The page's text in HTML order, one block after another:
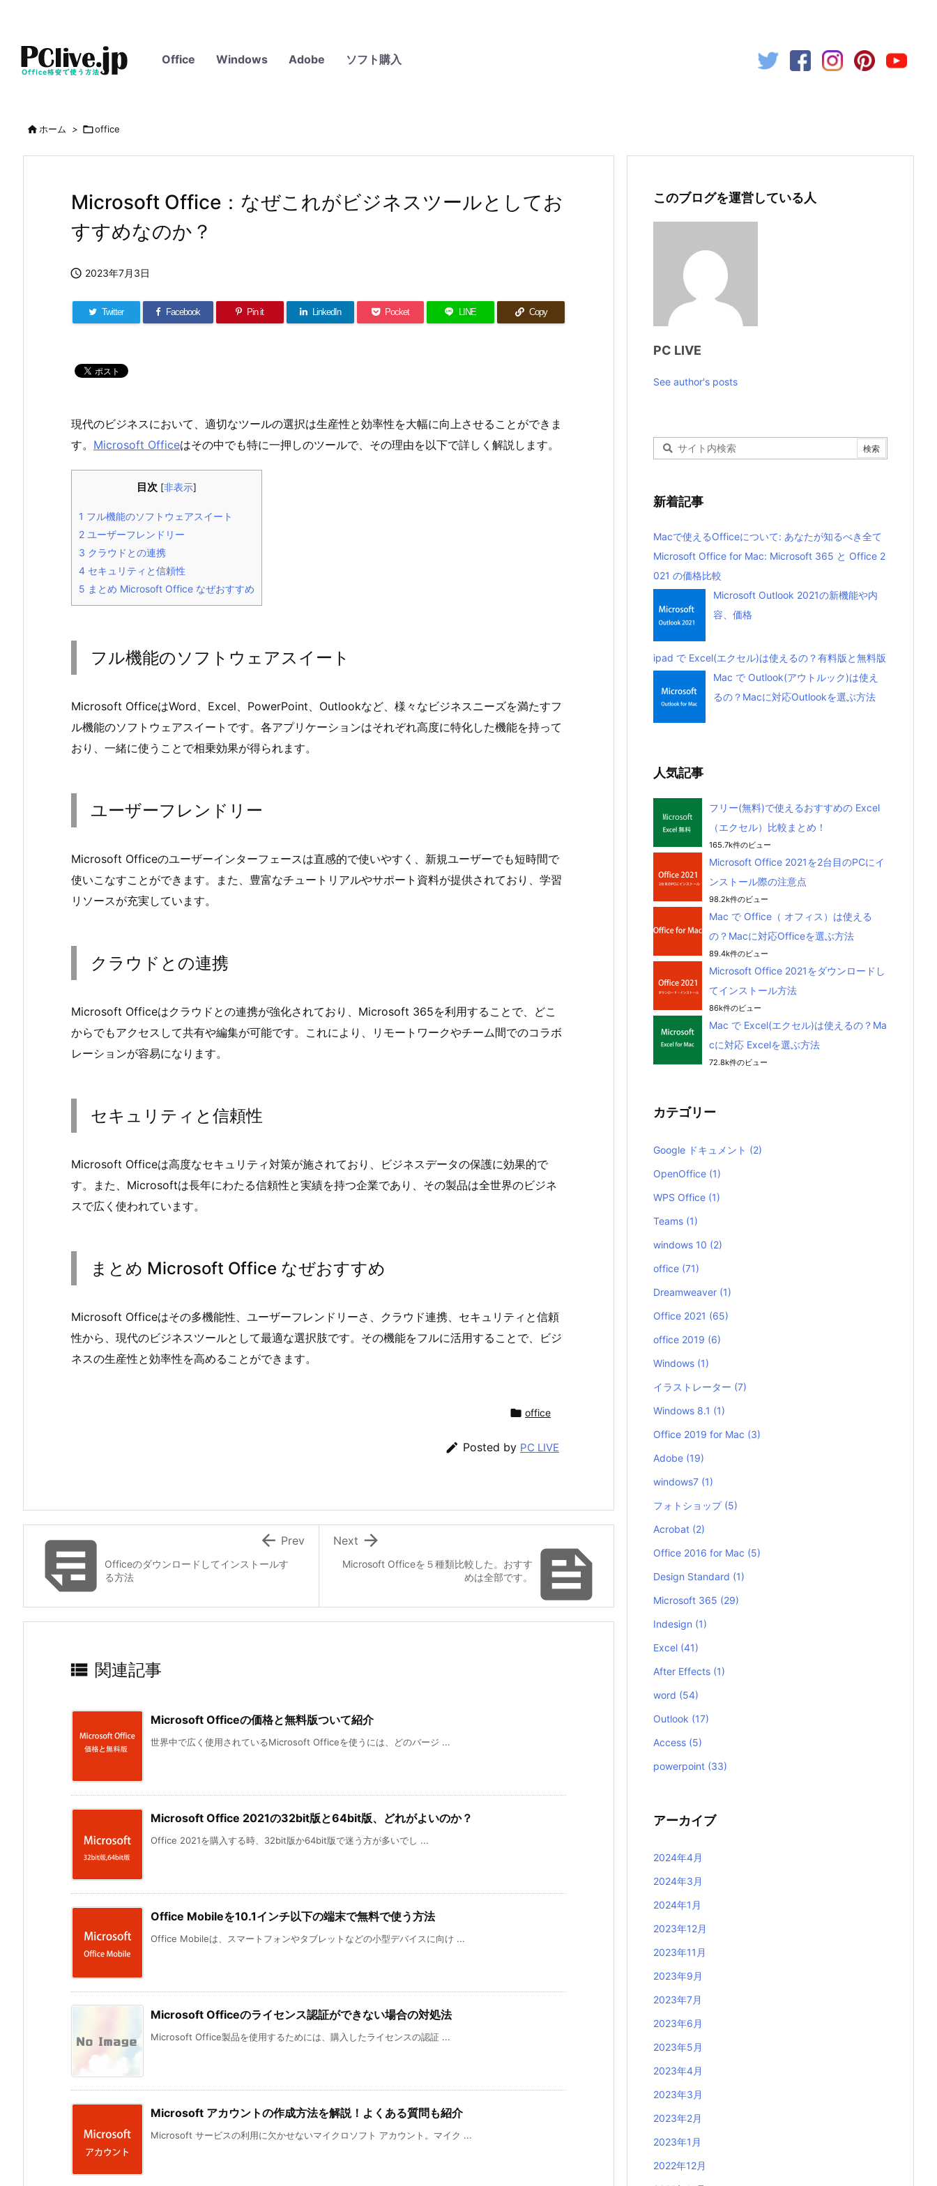
Office Windows Adobe ソフト購入
ホーム > office
Microsoft Office：なぜこれがビジネスツールとしてお
すすめなのか？
 2023年7月3日
Twitter Facebook Pin it LinkedIn Pocket LINE Copy
現代のビジネスにおいて、適切なツールの選択は生産性と効率性を大幅に向上させることができま
す。 Microsoft Officeはその中でも特に一押しのツールで、その理由を以下で詳しく解説します。
目次 [非表示]
1 フル機能のソフトウェアスイート
2 ユーザーフレンドリー
3 クラウドとの連携
4 セキュリティと信頼性
5 まとめ Microsoft Office なぜおすすめ
フル機能のソフトウェアスイート
Microsoft OfficeはWord、Excel、PowerPoint、Outlookなど、様々なビジネスニーズを満たすフ
ル機能のソフトウェアスイートです。各アプリケーションはそれぞれ高度に特化した機能を持って
おり、一緒に使うことで相乗効果が得られます。
ユーザーフレンドリー
Microsoft Officeのユーザーインターフェースは直感的で使いやすく、新規ユーザーでも短時間で
使いこなすことができます。また、豊富なチュートリアルやサポート資料が提供されており、学習
リソースが充実しています。
クラウドとの連携
Microsoft Officeはクラウドとの連携が強化されており、Microsoft 365を利用することで、どこ
からでもアクセスして共有や編集が可能です。これにより、リモートワークやチーム間でのコラボ
レーションが容易になります。
セキュリティと信頼性
Microsoft Officeは高度なセキュリティ対策が施されており、ビジネスデータの保護に効果的で
す。また、Microsoftは長年にわたる信頼性と実績を持つ企業であり、その製品は全世界のビジネ
スで広く使われています。
まとめ Microsoft Office なぜおすすめ
Microsoft Officeはその多機能性、ユーザーフレンドリーさ、クラウド連携、セキュリティと信頼
性から、現代のビジネスツールとして最適な選択肢です。その機能をフルに活用することで、ビジ
ネスの生産性と効率性を高めることができます。
 office
 Posted by PC LIVE

Microsoft Officeを５種類比較した。おすす
めは全部です。

Next
Officeのダウンロードしてインストールす
る方法
 Prev
 関連記事
Microsoft Officeの価格と無料版ついて紹介
世界中で広く使用されているMicrosoft Officeを使うには、どのバージ ...
Microsoft Office 2021の32bit版と64bit版、どれがよいのか？
Office 2021を購入する時、32bit版か64bit版で迷う方が多いでし ...
Office Mobileを10.1インチ以下の端末で無料で使う方法
Office Mobileは、スマートフォンやタブレットなどの小型デバイスに向け ...
Microsoft Officeのライセンス認証ができない場合の対処法
Microsoft Office製品を使用するためには、購入したライセンスの認証 ...
Microsoft アカウントの作成方法を解説！よくある質問も紹介
Microsoft サービスの利用に欠かせないマイクロソフト アカウント。マイク ...
このブログを運営している人
PC LIVE
See author's posts
新着記事
Macで使えるOfficeについて: あなたが知るべき全て
Microsoft Office for Mac: Microsoft 365 と Office 2
021 の価格比較
Microsoft Outlook 2021の新機能や内
容、価格
ipad で Excel(エクセル)は使えるの？有料版と無料版
Mac で Outlook(アウトルック)は使え
るの？Macに対応Outlookを選ぶ方法
人気記事
フリー(無料)で使えるおすすめの Excel
（エクセル）比較まとめ！
165.7k件のビュー
Microsoft Office 2021を2台目のPCにイ
ンストール際の注意点
98.2k件のビュー
Mac で Office（ オフィス）は使える
の？Macに対応Officeを選ぶ方法
89.4k件のビュー
Microsoft Office 2021をダウンロードし
てインストール方法
86k件のビュー
Mac で Excel(エクセル)は使えるの？Ma
cに対応 Excelを選ぶ方法
72.8k件のビュー
カテゴリー
Google ドキュメント (2)
OpenOffice (1)
WPS Office (1)
Teams (1)
windows 10 (2)
office (71)
Dreamweaver (1)
Office 2021 (65)
office 2019 (6)
Windows (1)
イラストレーター (7)
Windows 8.1 (1)
Office 2019 for Mac (3)
Adobe (19)
windows7 (1)
フォトショップ (5)
Acrobat (2)
Office 2016 for Mac (5)
Design Standard (1)
Microsoft 365 (29)
Indesign (1)
Excel (41)
After Effects (1)
word (54)
Outlook (17)
Access (5)
powerpoint (33)
アーカイブ
2024年4月
2024年3月
2024年1月
2023年12月
2023年11月
2023年9月
2023年7月
2023年6月
2023年5月
2023年4月
2023年3月
2023年2月
2023年1月
2022年12月